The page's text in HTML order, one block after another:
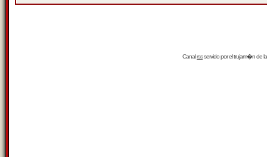
Canalrssservido por eltrujam�nde